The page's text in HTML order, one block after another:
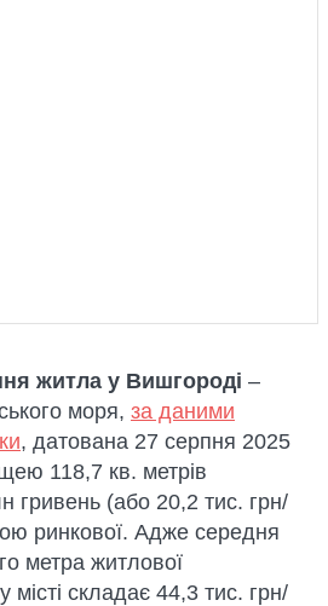
житла у Вишгороді –
моря, за даними
, датована 27 серпня 2025
118,7 кв. метрів
гривень (або 20,2 тис. грн/
ринкової. Адже середня
метра житлової
місті складає 44,3 тис. грн/